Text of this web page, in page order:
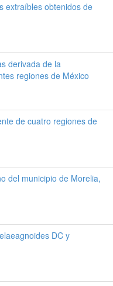
extraíbles obtenidos de
derivada de la
regiones de México
de cuatro regiones de
del municipio de Morelia,
DC y